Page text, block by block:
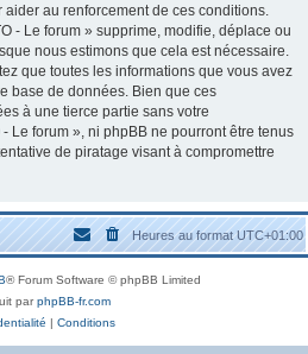
au renforcement de ces conditions.
- Le forum » supprime, modifie, déplace ou
nous estimons que cela est nécessaire.
que toutes les informations que vous avez
base de données. Bien que ces
à une tierce partie sans votre
Le forum », ni phpBB ne pourront être tenus
de piratage visant à compromettre
Heures au formatUTC+01:00
® Forum Software © phpBB Limited
parphpBB-fr.com
| Conditions